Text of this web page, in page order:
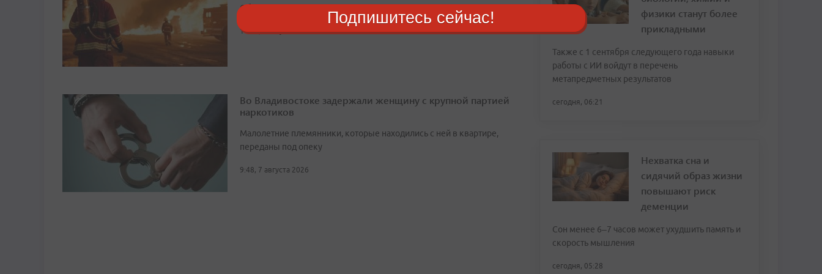
Общая площадь возгорания составила около 160 квадратных метров
11:16, 6 августа 2026
Во Владивостоке задержали женщину с крупной партией
наркотиков
Малолетние племянники, которые находились с ней в квартире,
переданы под опеку
9:48, 7 августа 2026
физики станут более
прикладными
Также с 1 сентября следующего года навыки
работы с ИИ войдут в перечень
метапредметных результатов
сегодня, 06:21
Нехватка сна и
сидячий образ жизни
повышают риск
деменции
Сон менее 6–7 часов может ухудшить память и
скорость мышления
сегодня, 05:28
Подпишитесь сейчас!